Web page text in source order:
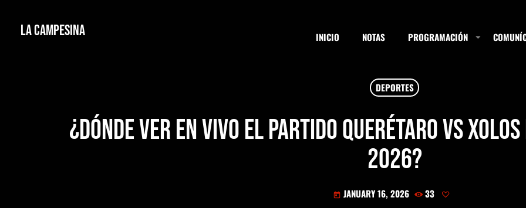
La Campesina INICIO NOTAS PROGRAMACIÓN
DEPORTES
¿Dónde ver EN VIVO el partido Querétaro vs
2026?
today JANUARY 16, 2026 33